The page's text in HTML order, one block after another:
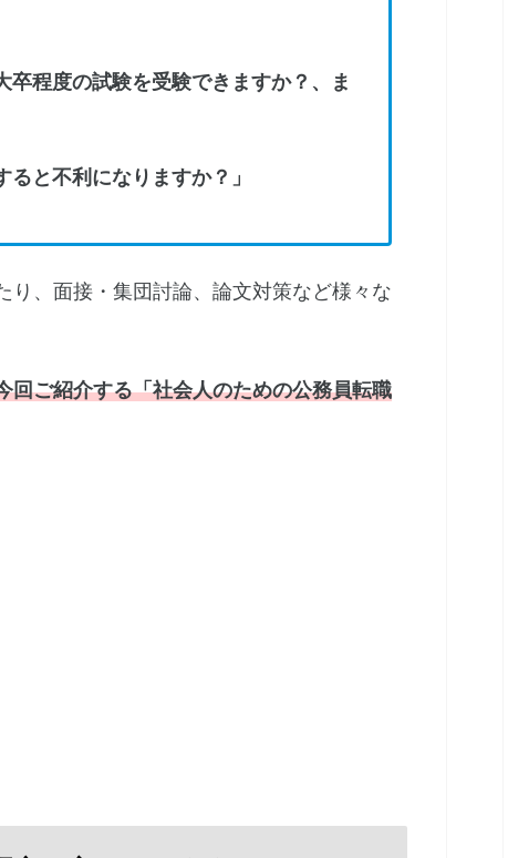
程度の試験を受験できますか？、ま
と不利になりますか？」
り、面接・集団討論、論文対策など様々な
回ご紹介する「社会人のための公務員転職